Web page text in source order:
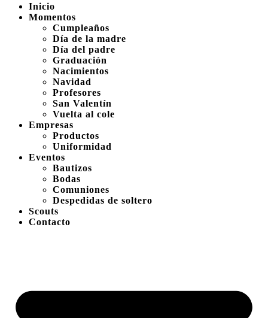
Inicio
Momentos
Cumpleaños
Día de la madre
Día del padre
Graduación
Nacimientos
Navidad
Profesores
San Valentín
Vuelta al cole
Empresas
Productos
Uniformidad
Eventos
Bautizos
Bodas
Comuniones
Despedidas de soltero
Scouts
Contacto